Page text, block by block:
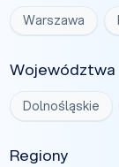
Warszawa
Województwa
Dolnośląskie
Regiony